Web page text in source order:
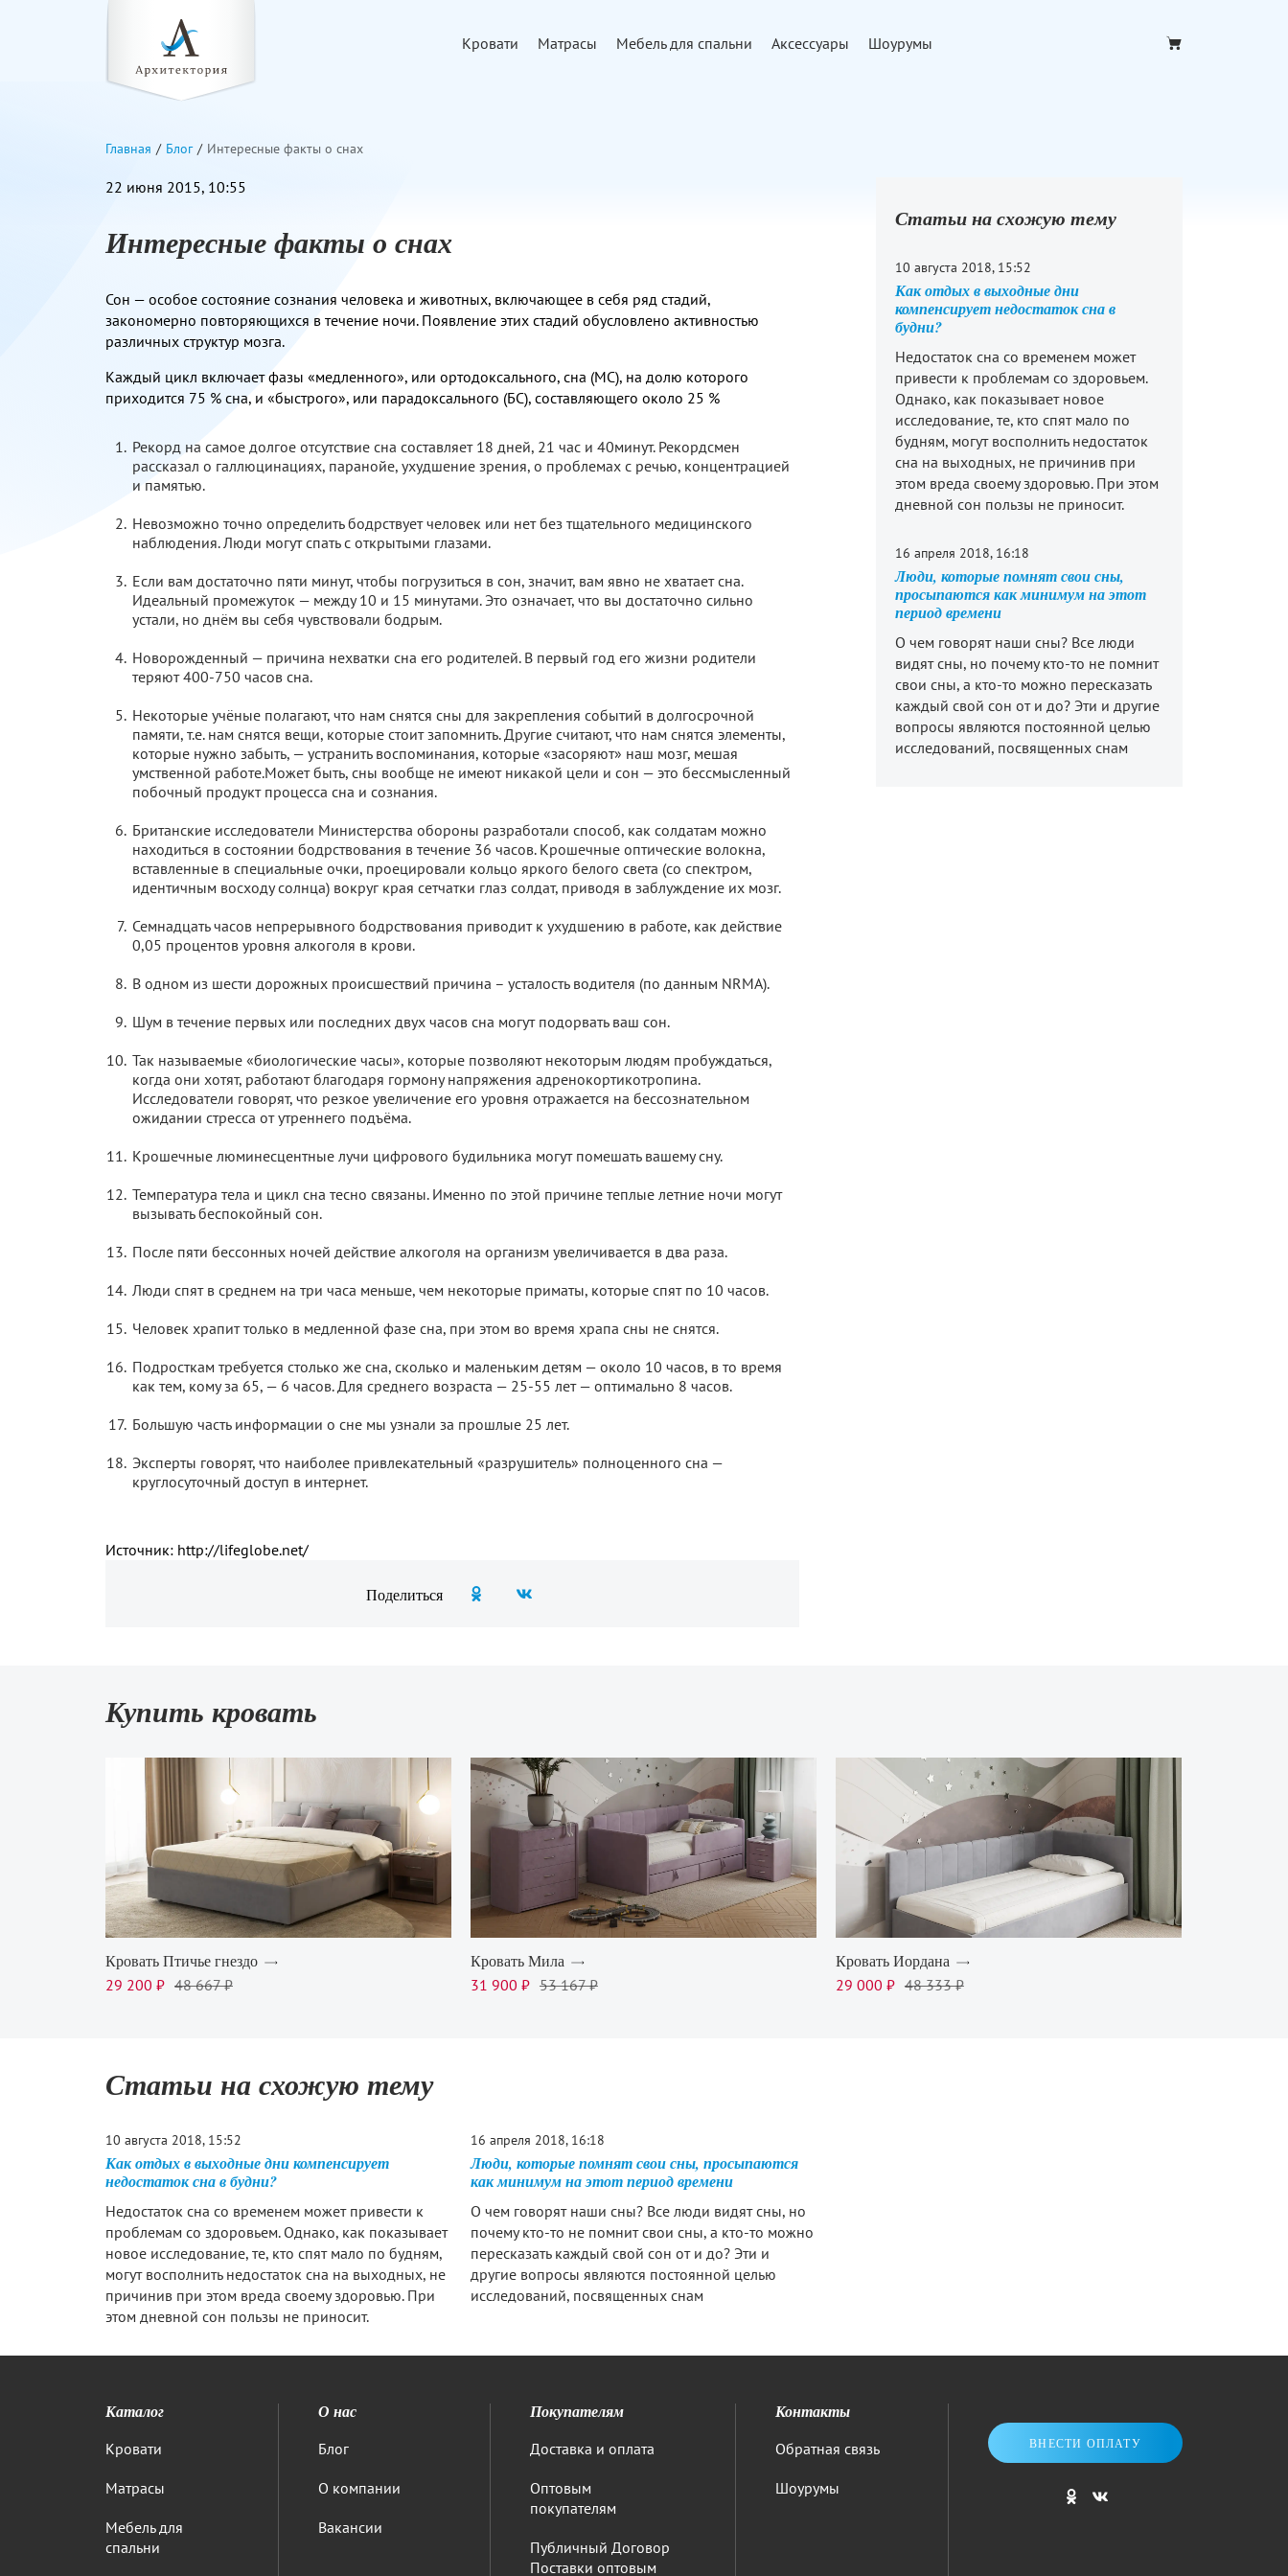
Кровати Матрасы Мебель для спальни Аксессуары Шоурумы
Главная Блог Интересные факты о снах
22 июня 2015, 10:55
Интересные факты о снах
Сон — особое состояние сознания человека и животных, включающее в себя ряд стадий,
закономерно повторяющихся в течение ночи. Появление этих стадий обусловлено активностью
различных структур мозга.
Каждый цикл включает фазы «медленного», или ортодоксального, сна (МС), на долю которого
приходится 75 % сна, и «быстрого», или парадоксального (БС), составляющего около 25 %
Рекорд на самое долгое отсутствие сна составляет 18 дней, 21 час и 40минут. Рекордсмен
рассказал о галлюцинациях, паранойе, ухудшение зрения, о проблемах с речью, концентрацией
и памятью.
Невозможно точно определить бодрствует человек или нет без тщательного медицинского
наблюдения. Люди могут спать с открытыми глазами.
Если вам достаточно пяти минут, чтобы погрузиться в сон, значит, вам явно не хватает сна.
Идеальный промежуток — между 10 и 15 минутами. Это означает, что вы достаточно сильно
устали, но днём вы себя чувствовали бодрым.
Новорожденный — причина нехватки сна его родителей. В первый год его жизни родители
теряют 400-750 часов сна.
Некоторые учёные полагают, что нам снятся сны для закрепления событий в долгосрочной
памяти, т.е. нам снятся вещи, которые стоит запомнить. Другие считают, что нам снятся элементы,
которые нужно забыть, — устранить воспоминания, которые «засоряют» наш мозг, мешая
умственной работе.Может быть, сны вообще не имеют никакой цели и сон — это бессмысленный
побочный продукт процесса сна и сознания.
Британские исследователи Министерства обороны разработали способ, как солдатам можно
находиться в состоянии бодрствования в течение 36 часов. Крошечные оптические волокна,
вставленные в специальные очки, проецировали кольцо яркого белого света (со спектром,
идентичным восходу солнца) вокруг края сетчатки глаз солдат, приводя в заблуждение их мозг.
Семнадцать часов непрерывного бодрствования приводит к ухудшению в работе, как действие
0,05 процентов уровня алкоголя в крови.
В одном из шести дорожных происшествий причина – усталость водителя (по данным NRMA).
Шум в течение первых или последних двух часов сна могут подорвать ваш сон.
Так называемые «биологические часы», которые позволяют некоторым людям пробуждаться,
когда они хотят, работают благодаря гормону напряжения адренокортикотропина.
Исследователи говорят, что резкое увеличение его уровня отражается на бессознательном
ожидании стресса от утреннего подъёма.
Крошечные люминесцентные лучи цифрового будильника могут помешать вашему сну.
Температура тела и цикл сна тесно связаны. Именно по этой причине теплые летние ночи могут
вызывать беспокойный сон.
После пяти бессонных ночей действие алкоголя на организм увеличивается в два раза.
Люди спят в среднем на три часа меньше, чем некоторые приматы, которые спят по 10 часов.
Человек храпит только в медленной фазе сна, при этом во время храпа сны не снятся.
Подросткам требуется столько же сна, сколько и маленьким детям — около 10 часов, в то время
как тем, кому за 65, — 6 часов. Для среднего возраста — 25-55 лет — оптимально 8 часов.
Большую часть информации о сне мы узнали за прошлые 25 лет.
Эксперты говорят, что наиболее привлекательный «разрушитель» полноценного сна —
круглосуточный доступ в интернет.
Источник: http://lifeglobe.net/
Поделиться
Статьи на схожую тему
10 августа 2018, 15:52
Как отдых в выходные дни
компенсирует недостаток сна в
будни?
Недостаток сна со временем может
привести к проблемам со здоровьем.
Однако, как показывает новое
исследование, те, кто спят мало по
будням, могут восполнить недостаток
сна на выходных, не причинив при
этом вреда своему здоровью. При этом
дневной сон пользы не приносит.
16 апреля 2018, 16:18
Люди, которые помнят свои сны,
просыпаются как минимум на этот
период времени
О чем говорят наши сны? Все люди
видят сны, но почему кто-то не помнит
свои сны, а кто-то можно пересказать
каждый свой сон от и до? Эти и другие
вопросы являются постоянной целью
исследований, посвященных снам
Купить кровать
Кровать Птичье гнездо
29 200 ₽ 48 667 ₽
Кровать Мила
31 900 ₽ 53 167 ₽
Кровать Иордана
29 000 ₽ 48 333 ₽
Статьи на схожую тему
10 августа 2018, 15:52
Как отдых в выходные дни компенсирует
недостаток сна в будни?
Недостаток сна со временем может привести к
проблемам со здоровьем. Однако, как показывает
новое исследование, те, кто спят мало по будням,
могут восполнить недостаток сна на выходных, не
причинив при этом вреда своему здоровью. При
этом дневной сон пользы не приносит.
16 апреля 2018, 16:18
Люди, которые помнят свои сны, просыпаются
как минимум на этот период времени
О чем говорят наши сны? Все люди видят сны, но
почему кто-то не помнит свои сны, а кто-то можно
пересказать каждый свой сон от и до? Эти и
другие вопросы являются постоянной целью
исследований, посвященных снам
Каталог
Кровати
Матрасы
Мебель для
спальни
О нас
Блог
О компании
Вакансии
Покупателям
Доставка и оплата
Оптовым
покупателям
Публичный Договор
Поставки оптовым
Контакты
Обратная связь
Шоурумы
ВНЕСТИ ОПЛАТУ